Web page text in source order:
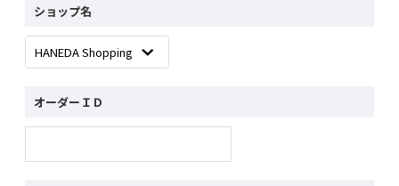
ショップ名
オーダーＩＤ